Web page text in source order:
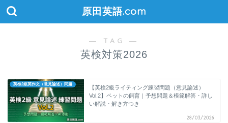
原田英語.com
― TAG ―
英検対策2026
英検2級英作文（意見論述）問題
【英検2級ライティング練習問題（意見論述）
Vol.2】ペットの飼育｜予想問題＆模範解答・詳し
い解説・解き方つき
28/03/2026